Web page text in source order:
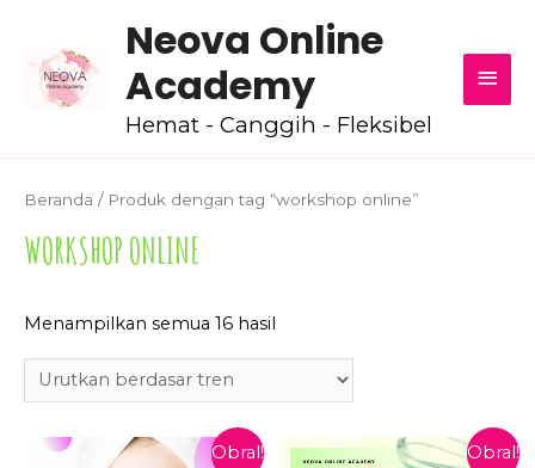
Neova Online
Academy
Hemat - Canggih - Fleksibel
Beranda / Produk dengan tag “workshop online”
WORKSHOP ONLINE
Menampilkan semua 16 hasil
menurut
popularitas
Obral! Obral!